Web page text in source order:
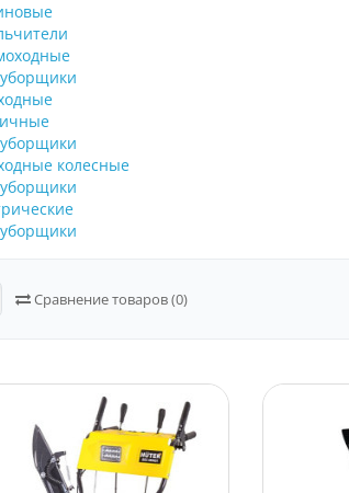
колесные
Сравнение товаров (0)